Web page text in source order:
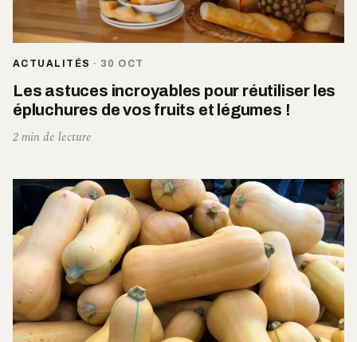
ACTUALITÉS · 30 OCT
Les astuces incroyables pour réutiliser les
épluchures de vos fruits et légumes !
2 min de lecture